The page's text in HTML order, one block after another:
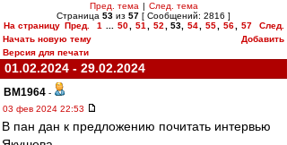
Пред. тема | След. тема
Страница 53 из 57 [ Сообщений: 2816 ]
На страницу Пред. 1 50 51 52 53, 54 55 56 57
След.
Начать новую тему
Добавить
Версия для печати
01.02.2024 - 29.02.2024
BM1964 -
03 фев 2024 22:53
В пан дан к предложению почитать интервью